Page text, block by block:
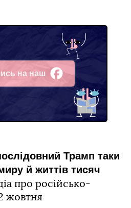
на наш
Трамп таки
й життів тисяч
про російсько-
жовтня